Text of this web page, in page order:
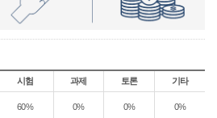
시험 과제 토론 기타
60% 0% 0% 0%